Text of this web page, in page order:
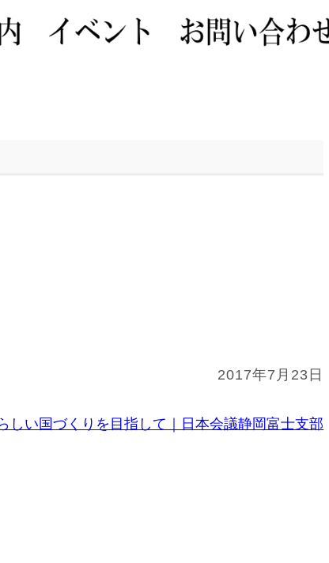
2017年7月23日
しい国づくりを目指して｜日本会議静岡富士支部